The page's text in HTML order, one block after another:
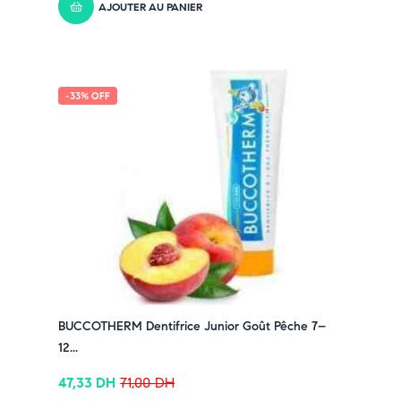
AJOUTER AU PANIER
-33% OFF
BUCCOTHERM Dentifrice Junior Goût Pêche 7–
12...
71,00DH
47,33 DH